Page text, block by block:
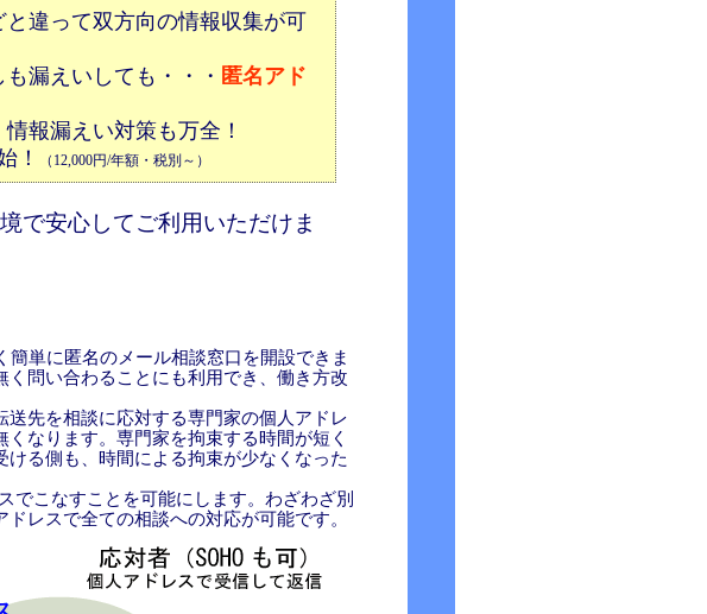
違って双方向の情報収集が可
漏えいしても・・・ 匿名アド
報漏えい対策も万全！
！
（12,000円/年額・税別～）
で安心してご利用いただけま
単に匿名のメール相談窓口を開設できま
問い合わることにも利用でき、働き方改
先を相談に応対する専門家の個人アドレ
なります。専門家を拘束する時間が短く
る側も、時間による拘束が少なくなった
こなすことを可能にします。 わざわざ別
レスで全ての相談への対応が可能です。